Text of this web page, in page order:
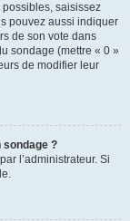
saisissez
pouvez aussi indiquer
de son vote dans
sondage (mettre « 0 »
de modifier leur
sondage ?
l’administrateur. Si